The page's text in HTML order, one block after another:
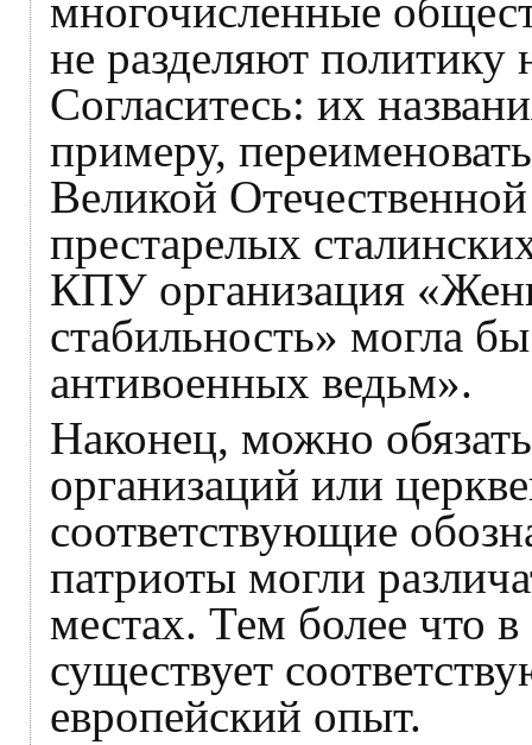
многочисленные
не разделяют
Согласитесь: их
примеру,
Великой
престарелых
КПУ организация
стабильность» могла
антивоенных ведьм».
Наконец, можно
организаций или
соответствующие
патриоты могли
местах. Тем более что
существует
европейский опыт.